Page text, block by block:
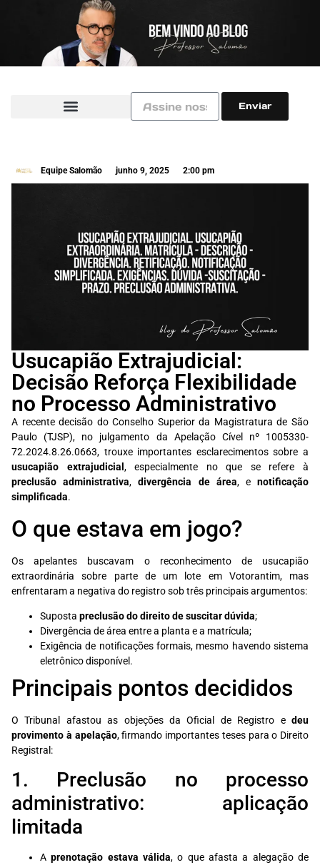
Enviar
Equipe Salomão junho 9, 2025 2:00 pm
Usucapião Extrajudicial:
Decisão Reforça Flexibilidade
no Processo Administrativo
A recente decisão do Conselho Superior da Magistratura de São
Paulo (TJSP), no julgamento da Apelação Cível nº 1005330-
72.2024.8.26.0663, trouxe importantes esclarecimentos sobre a
usucapião extrajudicial , especialmente no que se refere à
preclusão administrativa,divergência de área, enotificação
simplificada.
O que estava em jogo?
Os apelantes buscavam o reconhecimento de usucapião
extraordinária sobre parte de um lote em Votorantim, mas
enfrentaram a negativa do registro sob três principais argumentos:
Suposta preclusão do direito de suscitar dúvida;
Divergência de área entre a planta e a matrícula;
Exigência de notificações formais, mesmo havendo sistema
eletrônico disponível.
Principais pontos decididos
O Tribunal afastou as objeções da Oficial de Registro e deu
provimento à apelação, firmando importantes teses para o Direito
Registral:
1. Preclusão no processo
administrativo: aplicação
limitada
Aprenotação estava válida, o que afasta a alegação de